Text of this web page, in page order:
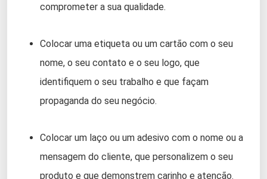
comprometer a sua qualidade.
Colocar uma etiqueta ou um cartão com o seu
nome, o seu contato e o seu logo, que
identifiquem o seu trabalho e que façam
propaganda do seu negócio.
Colocar um laço ou um adesivo com o nome ou a
mensagem do cliente, que personalizem o seu
produto e que demonstrem carinho e atenção.